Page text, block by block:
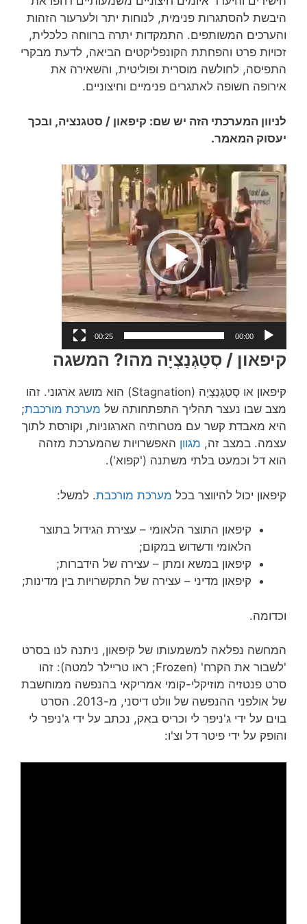
היבשת להסתגרות פנימית, לנוחות יתר ולערעור הזהות
והערכים המשותפים. התמקדות יתרה ברווחה כלכלית,
זכויות פרט והפחתת הקונפליקטים הביאה, לדעת מבקרי
התפיסה, לחולשה מוסרית ופוליטית, והשאירה את
אירופה חשופה לאתגרים פנימיים וחיצוניים.
לניוון המערכתי הזה יש שם: קיפאון / סטגנציה, ובכך
יעסוק המאמר.
נגן
וידאו
00:00
00:25
קיפאון / סְטַגְנַצְיָה מהו? המשגה
קיפאון או סְטַגְנַצְיָה
(Stagnation) הוא מושג ארגוני. זהו
מצב שבו נעצר תהליך התפתחותה של מערכת מורכבת;
היא מאבדת קשר עם מטרותיה הארגוניות, וקורסת לתוך
עצמה. במצב זה, מגוון האפשרויות שהמערכת מזהה
הוא דל וכמעט בלתי משתנה ('קפוא').
קיפאון יכול להיווצר בכל מערכת מורכבת. למשל:
קיפאון התוצר הלאומי – עצירת הגידול בתוצר
הלאומי ודשדוש במקום;
קיפאון במשא ומתן – עצירה של הידברות;
קיפאון מדיני – עצירה של התקשרויות בין מדינות;
וכדומה.
המחשה נפלאה למשמעותו של קיפאון, ניתנה לנו בסרט
'לשבור את הקרח' (Frozen; ראו טריילר למטה): זהו
סרט פנטזיה מוזיקלי-קומי אמריקאי בהנפשה ממוחשבת
של אולפני ההנפשה של וולט דיסני, מ-2013. הסרט
בוים על ידי ג'ניפר לי וכריס באק, נכתב על ידי ג'ניפר לי
והופק על ידי פיטר דל וצ'ו: